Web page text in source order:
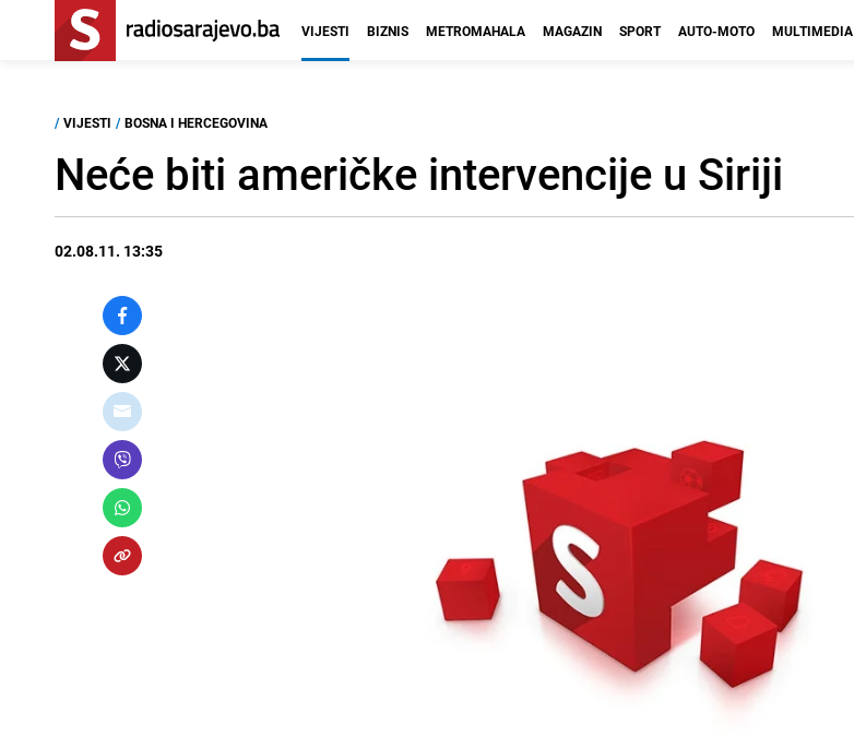
VIJESTI BIZNIS METROMAHALA MAGAZIN SPORT AUTO-MOTO MULTIMEDIA
/ VIJESTI / BOSNA I HERCEGOVINA
Neće biti američke intervencije u Siriji
02.08.11. 13:35